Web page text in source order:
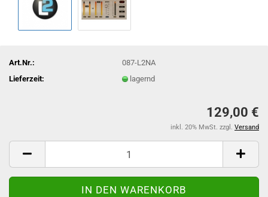
Art.Nr.:
087-L2NA
Lieferzeit:
lagernd
129,00 €
inkl. 20% MwSt. zzgl. Versand